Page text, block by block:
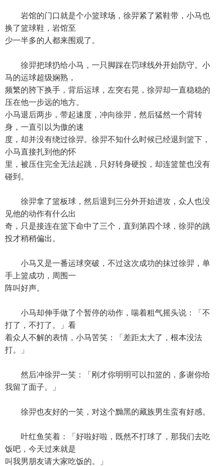
岩馆的门口就是个小篮球场，徐羿紧了紧鞋带，小马也
换了篮球鞋，岩馆至
少一半多的人都来围观了。
徐羿把球扔给小马，一只脚踩在罚球线外开始防守。小
马的运球超级娴熟，
频繁的胯下换手，背后运球，左突右晃，徐羿却一直稳稳的
压在他一步远的地方。
小马退后两步，带起速度，冲向徐羿，然后猛然一个背转
身，一直引以为傲的速
度，却并没有绕过徐羿。徐羿不知什么时候已经退到篮下，
小马直接扎到他的怀
里，被压住完全无法起跳，只好转身硬投，却连篮筐也没有
碰到。
徐羿拿了篮板球，然后退到三分外开始进攻，众人也没
见他的动作有什么出
奇，只是接连在篮下命中了三个，直到第四个球，徐羿的跳
投才稍稍偏出。
小马又是一番运球突破，不过这次成功的抹过徐羿，单
手上篮成功，周围一
阵叫好声。
小马却伸手做了个暂停的动作，喘着粗气摇头说：「不
打了，不打了。」看
着众人不解的表情，小马苦笑：「差距太大了，根本没法
打。」
然后冲徐羿一笑：「刚才你明明可以扣篮的，多谢你给
我留了面子。」
徐羿也友好的一笑，对这个黝黑的藏族男生蛮有好感。
叶红鱼笑着：「好啦好啦，既然不打球了，那我们去吃
饭吧，今天过来就是
叫我男朋友请大家吃饭的。」